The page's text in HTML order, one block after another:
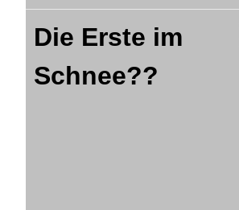
Die Erste im
Schnee??